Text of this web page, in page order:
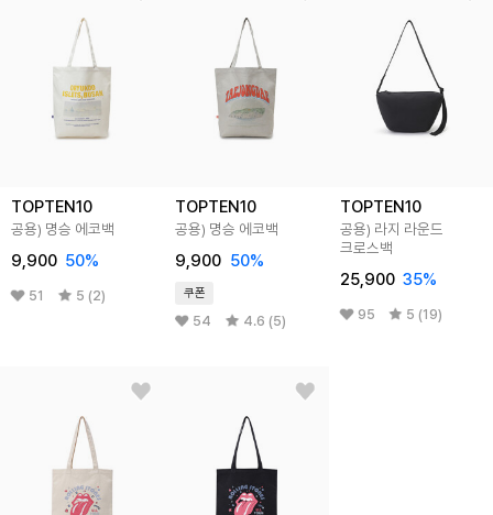
TOPTEN10
공용) 명승 에코백
9,900 50%
51 5 (2)
TOPTEN10
공용) 명승 에코백
9,900 50%
쿠폰
54 4.6 (5)
TOPTEN10
공용) 라지 라운드
크로스백
25,900 35%
95 5 (19)